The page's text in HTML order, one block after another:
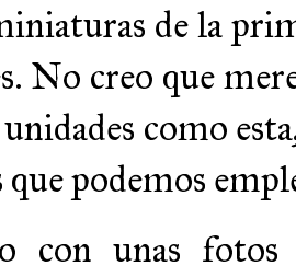
de la
No creo que
como
podemos
con unas